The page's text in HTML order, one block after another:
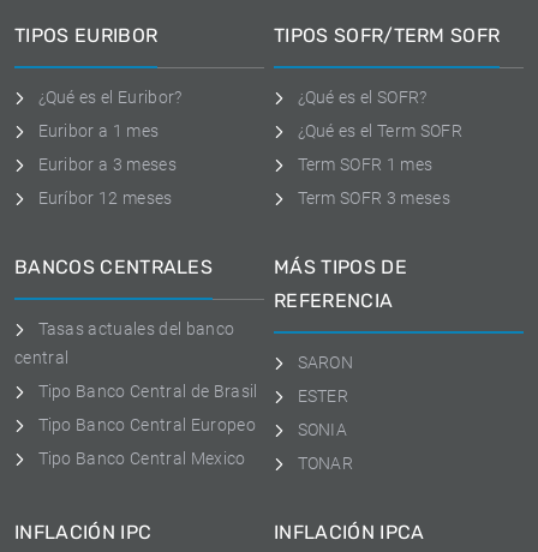
TIPOS EURIBOR
¿Qué es el Euribor?
Euribor a 1 mes
Euribor a 3 meses
Euríbor 12 meses
TIPOS SOFR/TERM SOFR
¿Qué es el SOFR?
¿Qué es el Term SOFR
Term SOFR 1 mes
Term SOFR 3 meses
BANCOS CENTRALES
Tasas actuales del banco
central
Tipo Banco Central de Brasil
Tipo Banco Central Europeo
Tipo Banco Central Mexico
MÁS TIPOS DE
REFERENCIA
SARON
ESTER
SONIA
TONAR
INFLACIÓN IPC INFLACIÓN IPCA